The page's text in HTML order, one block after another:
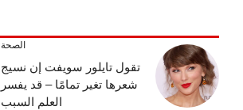
الصحة
تقول تايلور سويفت إن نسيج
شعرها تغير تمامًا – قد يفسر
العلم السبب